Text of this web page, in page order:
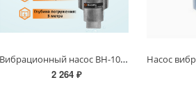
Вибрационный насос ВН-1080В Вихрь
2 264 ₽